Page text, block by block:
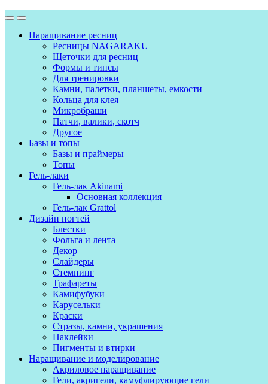
Наращивание ресниц
Ресницы NAGARAKU
Щеточки для ресниц
Формы и типсы
Для тренировки
Камни, палетки, планшеты, емкости
Кольца для клея
Микробраши
Патчи, валики, скотч
Другое
Базы и топы
Базы и праймеры
Топы
Гель-лаки
Гель-лак Akinami
Основная коллекция
Гель-лак Grattol
Дизайн ногтей
Блестки
Фольга и лента
Декор
Слайдеры
Стемпинг
Трафареты
Камифубуки
Карусельки
Краски
Стразы, камни, украшения
Наклейки
Пигменты и втирки
Наращивание и моделирование
Акриловое наращивание
Гели, акригели, камуфлирующие гели